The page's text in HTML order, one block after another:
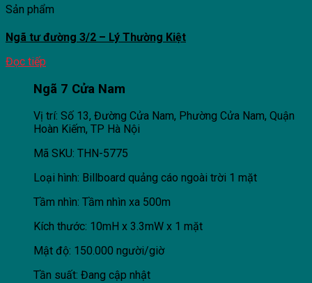
Sản phẩm
Ngã tư đường 3/2 – Lý Thường Kiệt
Đọc tiếp
Ngã 7 Cửa Nam
Vị trí: Số 13, Đường Cửa Nam, Phường Cửa Nam, Quận
Hoàn Kiếm, TP Hà Nội
Mã SKU: THN-5775
Loại hình: Billboard quảng cáo ngoài trời 1 mặt
Tầm nhìn: Tầm nhìn xa 500m
Kích thước: 10mH x 3.3mW x 1 mặt
Mật độ: 150.000 người/giờ
Tần suất: Đang cập nhật